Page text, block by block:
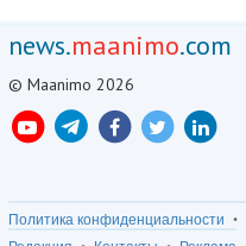
news.maanimo.com
© Maanimo 2026
Политика конфиденциальности